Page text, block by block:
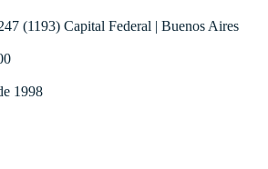
(1193) Capital Federal | Buenos Aires
1998